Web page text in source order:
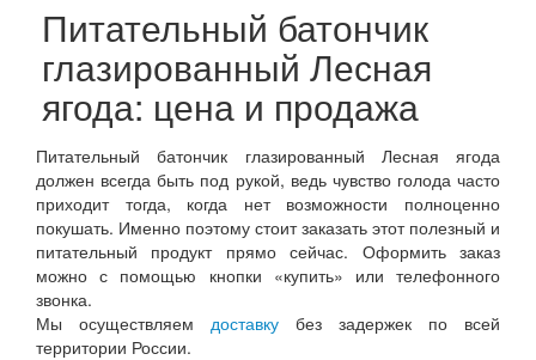
Питательный батончик
глазированный Лесная
ягода: цена и продажа
Питательный батончик глазированный Лесная ягода
должен всегда быть под рукой, ведь чувство голода часто
приходит тогда, когда нет возможности полноценно
покушать. Именно поэтому стоит заказать этот полезный и
питательный продукт прямо сейчас. Оформить заказ
можно с помощью кнопки «купить» или телефонного
звонка.
Мы осуществляем доставку без задержек по всей
территории России.